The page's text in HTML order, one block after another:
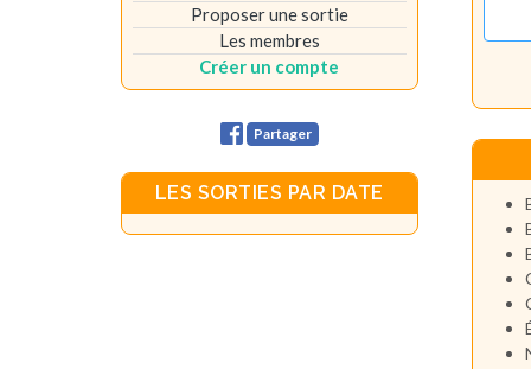
Proposer une sortie
Les membres
Créer un compte
Partager
LES SORTIES PAR DATE